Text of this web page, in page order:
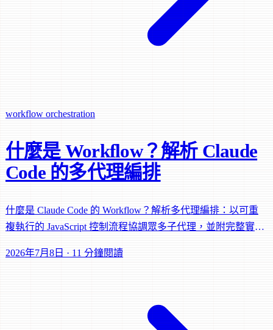
workflow orchestration
什麼是 Workflow？解析 Claude
Code 的多代理編排
什麼是 Claude Code 的 Workflow？解析多代理編排：以可重
複執行的 JavaScript 控制流程協調眾多子代理，並附完整實作
2026年7月8日 · 11 分鐘閱讀